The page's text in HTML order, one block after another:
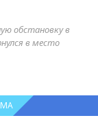
обстановку в
в место